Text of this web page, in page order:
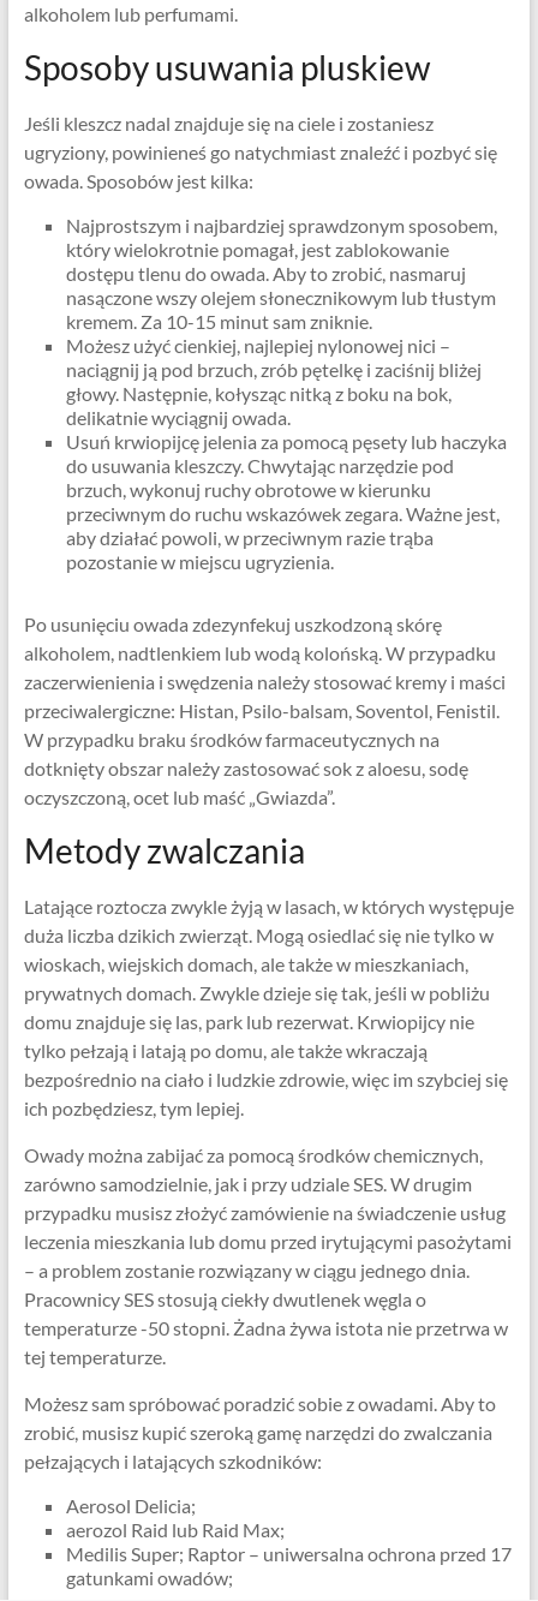
alkoholem lub perfumami.
Sposoby usuwania pluskiew
Jeśli kleszcz nadal znajduje się na ciele i zostaniesz
ugryziony, powinieneś go natychmiast znaleźć i pozbyć się
owada. Sposobów jest kilka:
Najprostszym i najbardziej sprawdzonym sposobem,
który wielokrotnie pomagał, jest zablokowanie
dostępu tlenu do owada. Aby to zrobić, nasmaruj
nasączone wszy olejem słonecznikowym lub tłustym
kremem. Za 10-15 minut sam zniknie.
Możesz użyć cienkiej, najlepiej nylonowej nici –
naciągnij ją pod brzuch, zrób pętelkę i zaciśnij bliżej
głowy. Następnie, kołysząc nitką z boku na bok,
delikatnie wyciągnij owada.
Usuń krwiopijcę jelenia za pomocą pęsety lub haczyka
do usuwania kleszczy. Chwytając narzędzie pod
brzuch, wykonuj ruchy obrotowe w kierunku
przeciwnym do ruchu wskazówek zegara. Ważne jest,
aby działać powoli, w przeciwnym razie trąba
pozostanie w miejscu ugryzienia.
Po usunięciu owada zdezynfekuj uszkodzoną skórę
alkoholem, nadtlenkiem lub wodą kolońską. W przypadku
zaczerwienienia i swędzenia należy stosować kremy i maści
przeciwalergiczne: Histan, Psilo-balsam, Soventol, Fenistil.
W przypadku braku środków farmaceutycznych na
dotknięty obszar należy zastosować sok z aloesu, sodę
oczyszczoną, ocet lub maść „Gwiazda”.
Metody zwalczania
Latające roztocza zwykle żyją w lasach, w których występuje
duża liczba dzikich zwierząt. Mogą osiedlać się nie tylko w
wioskach, wiejskich domach, ale także w mieszkaniach,
prywatnych domach. Zwykle dzieje się tak, jeśli w pobliżu
domu znajduje się las, park lub rezerwat. Krwiopijcy nie
tylko pełzają i latają po domu, ale także wkraczają
bezpośrednio na ciało i ludzkie zdrowie, więc im szybciej się
ich pozbędziesz, tym lepiej.
Owady można zabijać za pomocą środków chemicznych,
zarówno samodzielnie, jak i przy udziale SES. W drugim
przypadku musisz złożyć zamówienie na świadczenie usług
leczenia mieszkania lub domu przed irytującymi pasożytami
– a problem zostanie rozwiązany w ciągu jednego dnia.
Pracownicy SES stosują ciekły dwutlenek węgla o
temperaturze -50 stopni. Żadna żywa istota nie przetrwa w
tej temperaturze.
Możesz sam spróbować poradzić sobie z owadami. Aby to
zrobić, musisz kupić szeroką gamę narzędzi do zwalczania
pełzających i latających szkodników:
Aerosol Delicia;
aerozol Raid lub Raid Max;
Medilis Super; Raptor – uniwersalna ochrona przed 17
gatunkami owadów;